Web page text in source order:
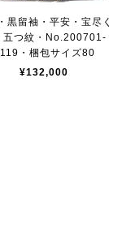
黒留袖・平安・宝尽く
五つ紋・No.200701-
・梱包サイズ80
¥132,000